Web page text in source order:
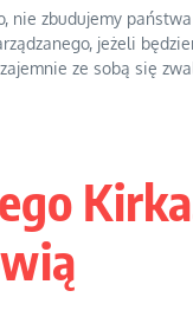
nie zbudujemy
jeżeli
ze sobą się